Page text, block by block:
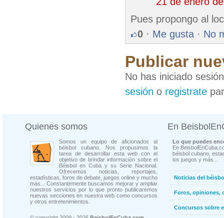
Pues propongo al
0 · Me gusta · No
Publicar
No has iniciado
sesión o registrate
Quienes somos
Somos un equipo de aficionados al
béisbol cubano. Nos propusimos la
tarea de desarrollar esta web con el
objetivo de brindar información sobre el
Béisbol en Cuba y su Serie Nacional.
Ofrecemos noticias, reportajes,
estadísticas, foros de debate, juegos online y mucho
más... Constantemente buscamos mejorar y ampliar
nuestros servicios por lo que pronto publicaremos
nuevas secciones en nuestra web como concursos
y otros entretenimientos.
En
Lo que puedes
En
béisbol cubano,
los juegos y más...
Noticias del
Foros, opiniones,
Concursos sobre